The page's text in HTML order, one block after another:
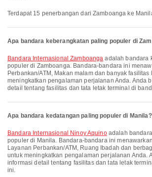
Terdapat 15 penerbangan dari Zamboanga ke
Apa bandara keberangkatan paling populer di
Bandara Internasional Zamboanga adalah bandara
populer di Zamboanga. Bandara-bandara ini
Perbankan/ATM, Makan malam dan banyak fasilitas
meningkatkan pengalaman perjalanan Anda. Anda
detail tentang fasilitas dan tata letak terminal di
Apa bandara kedatangan paling populer di Manila?
Bandara Internasional Ninoy Aquinoadalah
populer di Manila. Bandara-bandara ini
Layanan Perbankan/ATM, Ruang Ibadah dan
untuk meningkatkan pengalaman perjalanan Anda.
informasi detail tentang fasilitas dan tata letak
ini.